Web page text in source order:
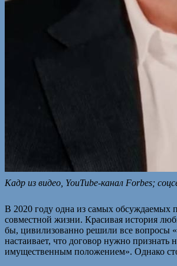
Кадр из видео, YouTube-канал Forbes;
В 2020 году одна из самых обсуждаемых
совместной жизни. Красивая история
бы, цивилизованно решили все вопросы
настаивает, что договор нужно
имущественным положением». Однако